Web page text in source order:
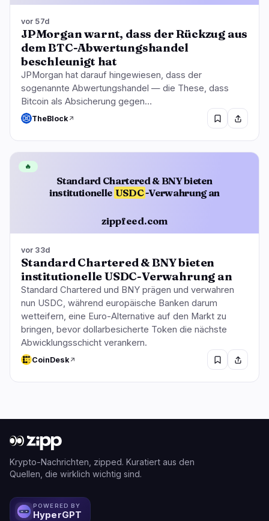
vor 57d
JPMorgan warnt, dass der Rückzug aus
dem BTC-Abwertungshandel
beschleunigt hat
JPMorgan hat darauf hingewiesen, dass der
sogenannte Abwertungshandel — die These, dass
Bitcoin als Absicherung gegen…
TheBlock
Standard Chartered & BNY bieten
institutionelle USDC-Verwahrung an
zippfeed.com
🔥
vor 33d
Standard Chartered & BNY bieten
institutionelle USDC-Verwahrung an
Standard Chartered und BNY prägen und verwahren
nun USDC, während europäische Banken darum
wetteifern, eine Euro-Alternative auf den Markt zu
bringen, bevor dollarbesicherte Token die nächste
Abwicklungsschicht verankern.
CoinDesk
Krypto-Nachrichten, zipped. Kuratiert aus den
Quellen, die wirklich wichtig sind.
POWERED BY
HyperGPT